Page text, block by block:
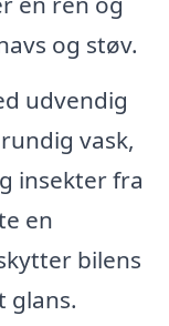
og støv.
udvendig
vask,
insekter fra
en
bilens
glans.